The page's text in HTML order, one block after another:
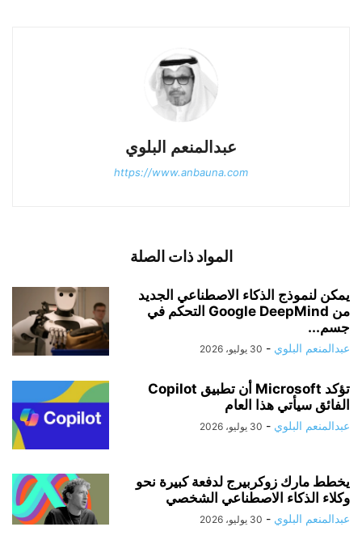
عبدالمنعم البلوي
https://www.anbauna.com
المواد ذات الصلة
يمكن لنموذج الذكاء الاصطناعي الجديد
من Google DeepMind التحكم في
جسم...
عبدالمنعم البلوي - 30 يوليو، 2026
تؤكد Microsoft أن تطبيق Copilot
الفائق سيأتي هذا العام
عبدالمنعم البلوي - 30 يوليو، 2026
يخطط مارك زوكربيرج لدفعة كبيرة نحو
وكلاء الذكاء الاصطناعي الشخصي
عبدالمنعم البلوي - 30 يوليو، 2026